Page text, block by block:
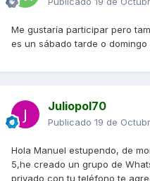
Me gustaría participar pero
es un sábado tarde o domingo
Juliopol70
Publicado 19 de
Hola Manuel estupendo, de
5,he creado un grupo de
privado con tu teléfono te